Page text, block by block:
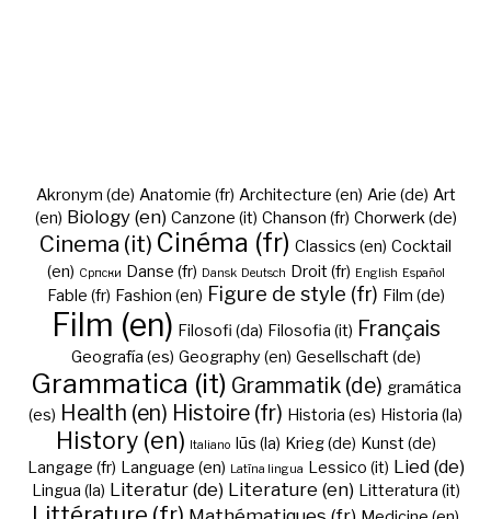
Akronym (de) Anatomie (fr) Architecture (en) Arie (de) Art
(en) Biology (en) Canzone (it) Chanson (fr) Chorwerk (de)
Cinema (it) Cinéma (fr) Classics (en) Cocktail
(en) Cрпски Danse (fr) Dansk Deutsch Droit (fr) English Español
Fable (fr) Fashion (en) Figure de style (fr) Film (de)
Film (en) Filosofi (da) Filosofia (it) Français
Geografía (es) Geography (en) Gesellschaft (de)
Grammatica (it) Grammatik (de) gramática
(es) Health (en) Histoire (fr) Historia (es) Historia (la)
History (en) Italiano Iūs (la) Krieg (de) Kunst (de)
Langage (fr) Language (en) Latīna lingua Lessico (it) Lied (de)
Lingua (la) Literatur (de) Literature (en) Litteratura (it)